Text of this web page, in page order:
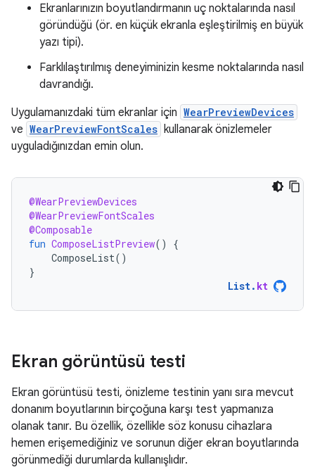
Ekranlarınızın boyutlandırmanın uç noktalarında nasıl
göründüğü (ör. en küçük ekranla eşleştirilmiş en büyük
yazı tipi).
Farklılaştırılmış deneyiminizin kesme noktalarında nasıl
davrandığı.
Uygulamanızdaki tüm ekranlar için WearPreviewDevices
ve WearPreviewFontScales kullanarak önizlemeler
uyguladığınızdan emin olun.
@WearPreviewDevices
@WearPreviewFontScales
@Composable
fun ComposeListPreview()
{
ComposeList()
}
List. kt
Ekran görüntüsü testi
Ekran görüntüsü testi, önizleme testinin yanı sıra mevcut
donanım boyutlarının birçoğuna karşı test yapmanıza
olanak tanır. Bu özellik, özellikle söz konusu cihazlara
hemen erişemediğiniz ve sorunun diğer ekran boyutlarında
görünmediği durumlarda kullanışlıdır.